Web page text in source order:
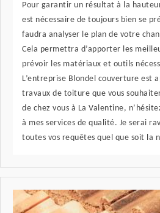
Pour garantir un résultat à la
est nécessaire de toujours bien se
faudra analyser le plan de votre
Cela permettra d’apporter les
prévoir les matériaux et outils
L’entreprise Blondel couverture est
travaux de toiture que vous
de chez vous à La Valentine,
à mes services de qualité. Je serai
toutes vos requêtes quel que soit la